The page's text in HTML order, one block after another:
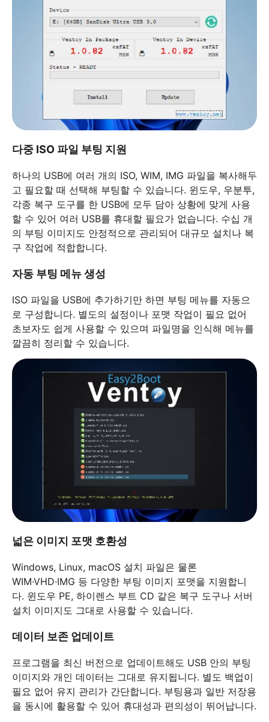
다중 ISO 파일 부팅 지원
하나의 USB에 여러 개의 ISO, WIM, IMG 파일을 복사해두
고 필요할 때 선택해 부팅할 수 있습니다. 윈도우, 우분투,
각종 복구 도구를 한 USB에 모두 담아 상황에 맞게 사용
할 수 있어 여러 USB를 휴대할 필요가 없습니다. 수십 개
의 부팅 이미지도 안정적으로 관리되어 대규모 설치나 복
구 작업에 적합합니다.
자동 부팅 메뉴 생성
ISO 파일을 USB에 추가하기만 하면 부팅 메뉴를 자동으
로 구성합니다. 별도의 설정이나 포맷 작업이 필요 없어
초보자도 쉽게 사용할 수 있으며 파일명을 인식해 메뉴를
깔끔히 정리할 수 있습니다.
넓은 이미지 포맷 호환성
Windows, Linux, macOS 설치 파일은 물론
WIM·VHD·IMG 등 다양한 부팅 이미지 포맷을 지원합니
다. 윈도우 PE, 하이렌스 부트 CD 같은 복구 도구나 서버
설치 이미지도 그대로 사용할 수 있습니다.
데이터 보존 업데이트
프로그램을 최신 버전으로 업데이트해도 USB 안의 부팅
이미지와 개인 데이터는 그대로 유지됩니다. 별도 백업이
필요 없어 유지 관리가 간단합니다. 부팅용과 일반 저장용
을 동시에 활용할 수 있어 휴대성과 편의성이 뛰어납니다.